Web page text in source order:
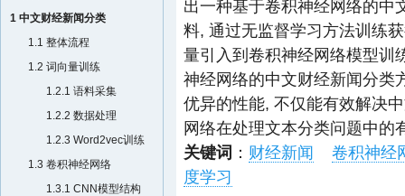
1 中文财经新闻分类
1.1 整体流程
1.2 词向量训练
1.2.1 语料采集
1.2.2 数据处理
1.2.3 Word2vec训练
1.3 卷积神经网络
1.3.1 CNN模型结构
出一种基于卷积神经网络的中
料, 通过无监督学习方法训练
量引入到卷积神经网络模型训
神经网络的中文财经新闻分类
优异的性能, 不仅能有效解决
网络在处理文本分类问题中的
关键词 ： 财经新闻
卷积神经
度学习